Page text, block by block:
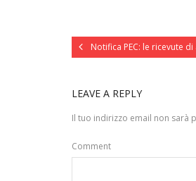
Notifica PEC: le ricevute
LEAVE A REPLY
Il tuo indirizzo email non sarà
Comment